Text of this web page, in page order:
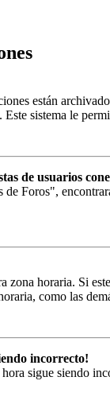
están
sistema le
de usuarios
de Foros",
zona horaria. Si
como las
incorrecto!
sigue siendo